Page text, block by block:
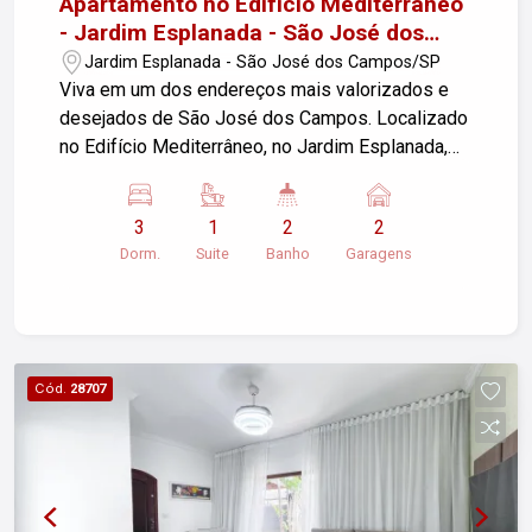
- Jardim Esplanada - São José dos
Campos
Jardim Esplanada - São José dos Campos/SP
Viva em um dos endereços mais valorizados e
desejados de São José dos Campos. Localizado
no Edifício Mediterrâneo, no Jardim Esplanada,
uma localização privilegiada, a poucos metros do
Colégio Poliedro, Shopping Colinas, Parque
Vicentina Aranha, supermercados, academias,
oferece 3 dormitórios, sendo 1 suíte com sacada,
todos equipados com armários planejados de
excelente qualidade, proporcionando praticidade
e organização. A posição voltada para o sol da
manhã garante ambientes iluminados, arejados e
agradáveis durante todo o dia. A sala para dois
3
Dorm.
1
Suite
2
Banho
2
Garagens
Cód. 28707